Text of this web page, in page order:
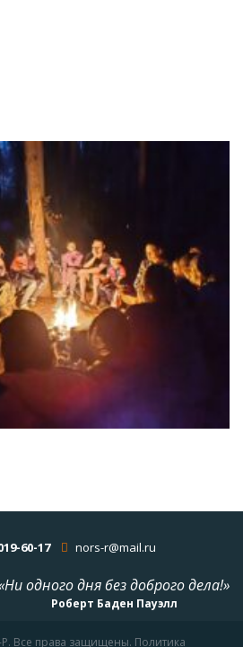
60-17 nors-r@mail.ru
одного дня без доброго дела!»
Роберт Баден Пауэлл
Все права защищены. Политика